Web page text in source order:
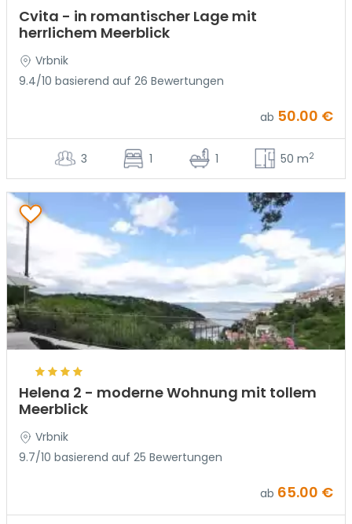
Cvita - in romantischer Lage mit
herrlichem Meerblick
Vrbnik
9.4/10 basierend auf 26 Bewertungen
ab 50.00 €
3 1 1 50 m2
Helena 2 - moderne Wohnung mit tollem
Meerblick
Vrbnik
9.7/10 basierend auf 25 Bewertungen
ab 65.00 €